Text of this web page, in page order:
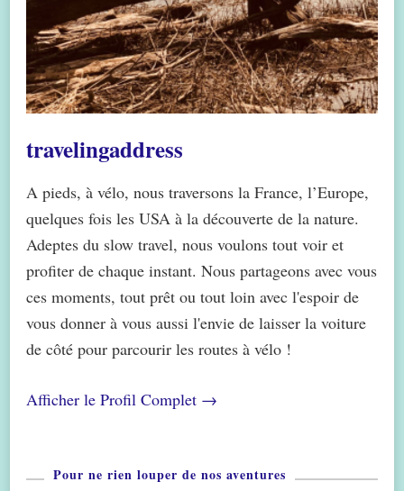
travelingaddress
A pieds, à vélo, nous traversons la France, l’Europe,
quelques fois les USA à la découverte de la nature.
Adeptes du slow travel, nous voulons tout voir et
profiter de chaque instant. Nous partageons avec vous
ces moments, tout prêt ou tout loin avec l'espoir de
vous donner à vous aussi l'envie de laisser la voiture
de côté pour parcourir les routes à vélo !
Afficher le Profil Complet →
Pour ne rien louper de nos aventures